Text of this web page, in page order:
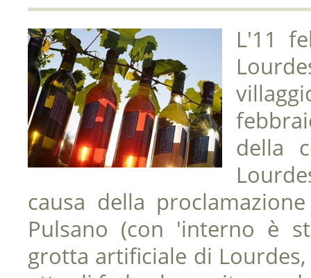
L'11
della
causa della
Pulsano (con 'interno è
grotta artificiale di